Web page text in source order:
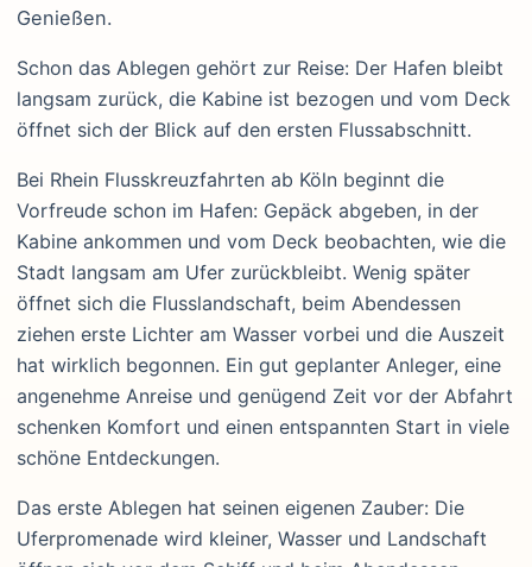
Genießen.
Schon das Ablegen gehört zur Reise: Der Hafen bleibt
langsam zurück, die Kabine ist bezogen und vom Deck
öffnet sich der Blick auf den ersten Flussabschnitt.
Bei Rhein Flusskreuzfahrten ab Köln beginnt die
Vorfreude schon im Hafen: Gepäck abgeben, in der
Kabine ankommen und vom Deck beobachten, wie die
Stadt langsam am Ufer zurückbleibt. Wenig später
öffnet sich die Flusslandschaft, beim Abendessen
ziehen erste Lichter am Wasser vorbei und die Auszeit
hat wirklich begonnen. Ein gut geplanter Anleger, eine
angenehme Anreise und genügend Zeit vor der Abfahrt
schenken Komfort und einen entspannten Start in viele
schöne Entdeckungen.
Das erste Ablegen hat seinen eigenen Zauber: Die
Uferpromenade wird kleiner, Wasser und Landschaft